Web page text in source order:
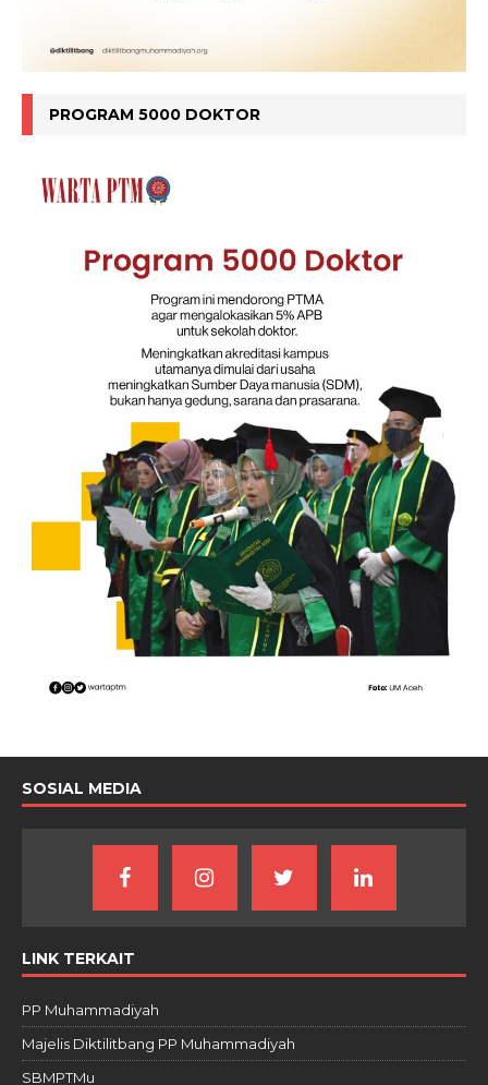
PROGRAM 5000 DOKTOR
SOSIAL MEDIA
LINK TERKAIT
PP Muhammadiyah
Majelis Diktilitbang PP Muhammadiyah
SBMPTMu